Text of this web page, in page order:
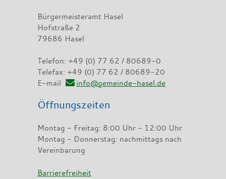
Bürgermeisteramt Hasel
Hofstraße 2
79686 Hasel
Telefon: +49 (0) 77 62 / 80689-0
Telefax: +49 (0) 77 62 / 80689-20
E-mail
info@gemeinde-hasel.de
Öffnungszeiten
Montag - Freitag: 8:00 Uhr - 12:00 Uhr
Montag - Donnerstag: nachmittags nach
Vereinbarung
Barrierefreiheit